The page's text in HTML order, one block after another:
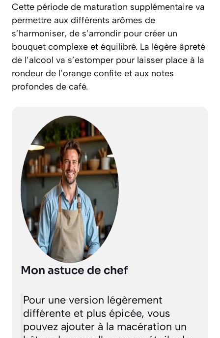
Cette période de maturation supplémentaire va
permettre aux différents arômes de
s’harmoniser, de s’arrondir pour créer un
bouquet complexe et équilibré. La légère âpreté
de l’alcool va s’estomper pour laisser place à la
rondeur de l’orange confite et aux notes
profondes de café.
Mon astuce de chef
Pour une version légèrement
différente et plus épicée, vous
pouvez ajouter à la macération un